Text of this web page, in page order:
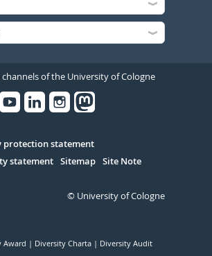
channels of the University of Cologne
protection statement
statement Sitemap Site Note
© University of Cologne
Award Diversity Charta Diversity Audit